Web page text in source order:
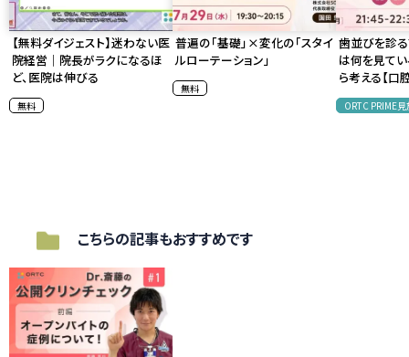
【無料ダイジェスト】迷わない医
院経営｜院長がラクになるほ
ど、医院は伸びる
無料
普遍の「基礎」×変化の「スタイ
ルローテーション」
無料
歯並びを診
は何を見て
ら考える【口
ORTC PRIME
こちらの記事もおすすめです